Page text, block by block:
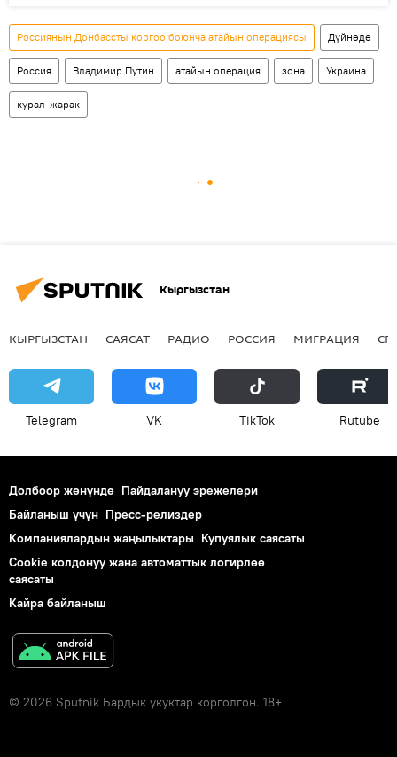
Россиянын Донбассты коргоо боюнча атайын операциясы Дүйнөдө
Россия Владимир Путин атайын операция зона Украина
курал-жарак
Кыргызстан
КЫРГЫЗСТАН САЯСАТ РАДИО РОССИЯ МИГРАЦИЯ
Telegram VK ТikТоk Rutube
Долбоор жөнүндө Пайдалануу эрежелери
Байланыш үчүн Пресс-релиздер
Компаниялардын жаңылыктары Купуялык саясаты
Cookie колдонуу жана автоматтык логирлөө
саясаты
Кайра байланыш
© 2026 Sputnik Бардык укуктар корголгон. 18+